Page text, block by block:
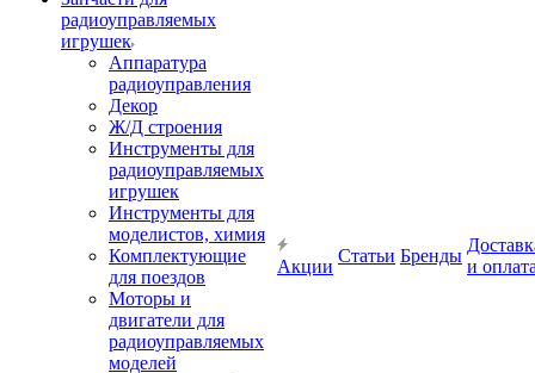
радиоуправляемых
игрушек
Аппаратура
радиоуправления
Декор
Ж/Д строения
Инструменты для
радиоуправляемых
игрушек
Инструменты для
моделистов, химия
Комплектующие
для поездов
Моторы и
двигатели для
радиоуправляемых
моделей
Акции
Статьи Бренды
и